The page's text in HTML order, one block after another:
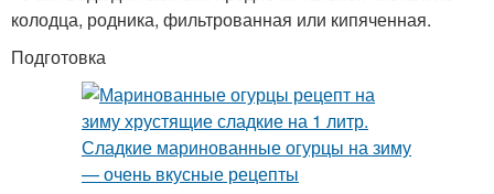
колодца, родника, фильтрованная или кипяченная.
Подготовка